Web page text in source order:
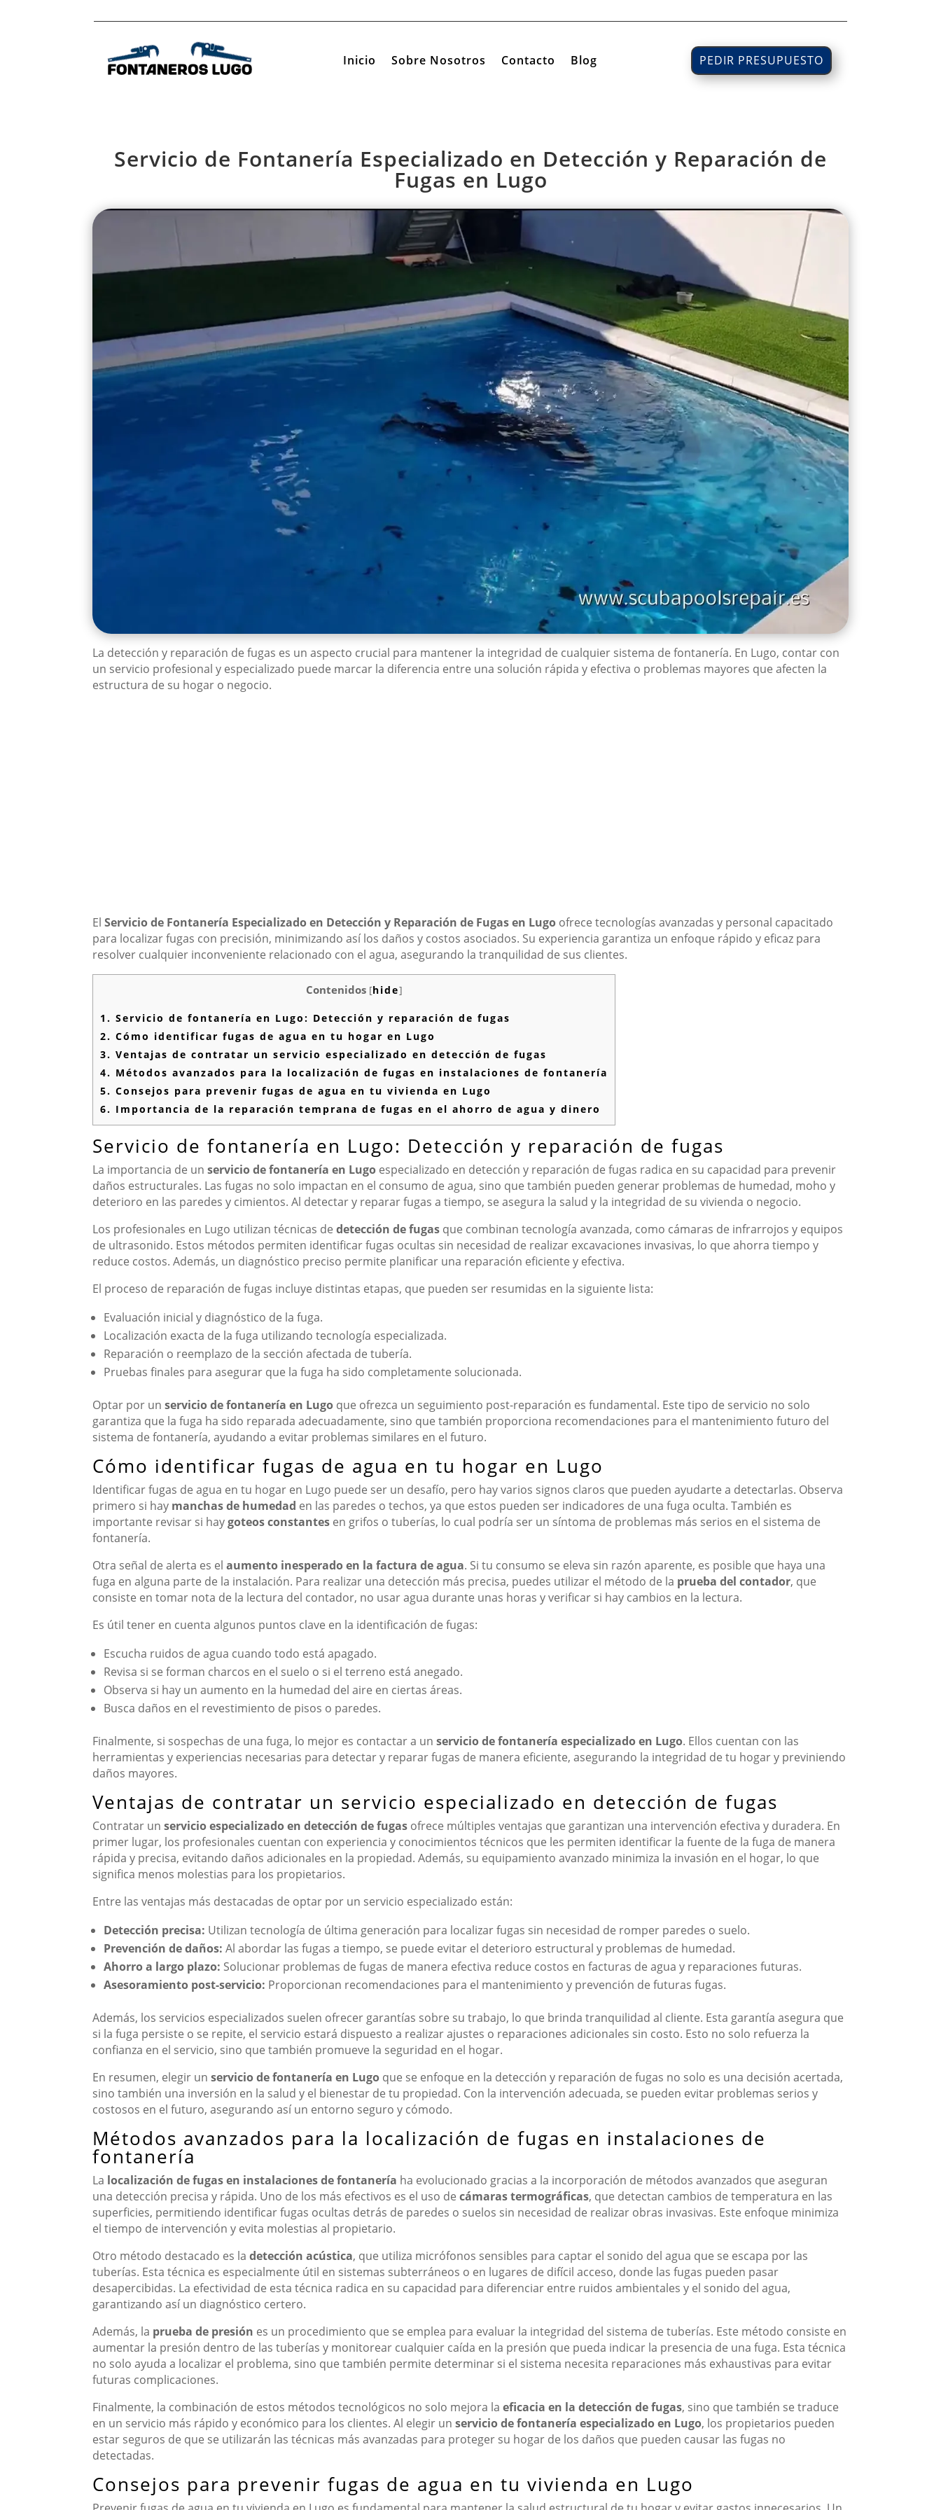
Inicio Sobre Nosotros Contacto Blog PEDIR PRESUPUESTO
Servicio de Fontanería Especializado en Detección y Reparación de
Fugas en Lugo
La detección y reparación de fugas es un aspecto crucial para mantener la integridad de cualquier sistema de fontanería. En Lugo, contar con
un servicio profesional y especializado puede marcar la diferencia entre una solución rápida y efectiva o problemas mayores que afecten la
estructura de su hogar o negocio.
El Servicio de Fontanería Especializado en Detección y Reparación de Fugas en Lugo ofrece tecnologías avanzadas y personal capacitado
para localizar fugas con precisión, minimizando así los daños y costos asociados. Su experiencia garantiza un enfoque rápido y eficaz para
resolver cualquier inconveniente relacionado con el agua, asegurando la tranquilidad de sus clientes.
Contenidos [hide]
1. Servicio de fontanería en Lugo: Detección y reparación de fugas
2. Cómo identificar fugas de agua en tu hogar en Lugo
3. Ventajas de contratar un servicio especializado en detección de fugas
4. Métodos avanzados para la localización de fugas en instalaciones de fontanería
5. Consejos para prevenir fugas de agua en tu vivienda en Lugo
6. Importancia de la reparación temprana de fugas en el ahorro de agua y dinero
Servicio de fontanería en Lugo: Detección y reparación de fugas
La importancia de un servicio de fontanería en Lugo especializado en detección y reparación de fugas radica en su capacidad para prevenir
daños estructurales. Las fugas no solo impactan en el consumo de agua, sino que también pueden generar problemas de humedad, moho y
deterioro en las paredes y cimientos. Al detectar y reparar fugas a tiempo, se asegura la salud y la integridad de su vivienda o negocio.
Los profesionales en Lugo utilizan técnicas de detección de fugas que combinan tecnología avanzada, como cámaras de infrarrojos y equipos
de ultrasonido. Estos métodos permiten identificar fugas ocultas sin necesidad de realizar excavaciones invasivas, lo que ahorra tiempo y
reduce costos. Además, un diagnóstico preciso permite planificar una reparación eficiente y efectiva.
El proceso de reparación de fugas incluye distintas etapas, que pueden ser resumidas en la siguiente lista:
Evaluación inicial y diagnóstico de la fuga.
Localización exacta de la fuga utilizando tecnología especializada.
Reparación o reemplazo de la sección afectada de tubería.
Pruebas finales para asegurar que la fuga ha sido completamente solucionada.
Optar por un servicio de fontanería en Lugo que ofrezca un seguimiento post-reparación es fundamental. Este tipo de servicio no solo
garantiza que la fuga ha sido reparada adecuadamente, sino que también proporciona recomendaciones para el mantenimiento futuro del
sistema de fontanería, ayudando a evitar problemas similares en el futuro.
Cómo identificar fugas de agua en tu hogar en Lugo
Identificar fugas de agua en tu hogar en Lugo puede ser un desafío, pero hay varios signos claros que pueden ayudarte a detectarlas. Observa
primero si hay manchas de humedad en las paredes o techos, ya que estos pueden ser indicadores de una fuga oculta. También es
importante revisar si haygoteos constantes en grifos o tuberías, lo cual podría ser un síntoma de problemas más serios en el sistema de
fontanería.
Otra señal de alerta es el aumento inesperado en la factura de agua. Si tu consumo se eleva sin razón aparente, es posible que haya una
fuga en alguna parte de la instalación. Para realizar una detección más precisa, puedes utilizar el método de la prueba del contador, que
consiste en tomar nota de la lectura del contador, no usar agua durante unas horas y verificar si hay cambios en la lectura.
Es útil tener en cuenta algunos puntos clave en la identificación de fugas:
Escucha ruidos de agua cuando todo está apagado.
Revisa si se forman charcos en el suelo o si el terreno está anegado.
Observa si hay un aumento en la humedad del aire en ciertas áreas.
Busca daños en el revestimiento de pisos o paredes.
Finalmente, si sospechas de una fuga, lo mejor es contactar a un servicio de fontanería especializado en Lugo. Ellos cuentan con las
herramientas y experiencias necesarias para detectar y reparar fugas de manera eficiente, asegurando la integridad de tu hogar y previniendo
daños mayores.
Ventajas de contratar un servicio especializado en detección de fugas
Contratar un servicio especializado en detección de fugas ofrece múltiples ventajas que garantizan una intervención efectiva y duradera. En
primer lugar, los profesionales cuentan con experiencia y conocimientos técnicos que les permiten identificar la fuente de la fuga de manera
rápida y precisa, evitando daños adicionales en la propiedad. Además, su equipamiento avanzado minimiza la invasión en el hogar, lo que
significa menos molestias para los propietarios.
Entre las ventajas más destacadas de optar por un servicio especializado están:
Detección precisa: Utilizan tecnología de última generación para localizar fugas sin necesidad de romper paredes o suelo.
Prevención de daños: Al abordar las fugas a tiempo, se puede evitar el deterioro estructural y problemas de humedad.
Ahorro a largo plazo: Solucionar problemas de fugas de manera efectiva reduce costos en facturas de agua y reparaciones futuras.
Asesoramiento post-servicio: Proporcionan recomendaciones para el mantenimiento y prevención de futuras fugas.
Además, los servicios especializados suelen ofrecer garantías sobre su trabajo, lo que brinda tranquilidad al cliente. Esta garantía asegura que
si la fuga persiste o se repite, el servicio estará dispuesto a realizar ajustes o reparaciones adicionales sin costo. Esto no solo refuerza la
confianza en el servicio, sino que también promueve la seguridad en el hogar.
En resumen, elegir un servicio de fontanería en Lugo que se enfoque en la detección y reparación de fugas no solo es una decisión acertada,
sino también una inversión en la salud y el bienestar de tu propiedad. Con la intervención adecuada, se pueden evitar problemas serios y
costosos en el futuro, asegurando así un entorno seguro y cómodo.
Métodos avanzados para la localización de fugas en instalaciones de
fontanería
La localización de fugas en instalaciones de fontanería ha evolucionado gracias a la incorporación de métodos avanzados que aseguran
una detección precisa y rápida. Uno de los más efectivos es el uso de cámaras termográficas, que detectan cambios de temperatura en las
superficies, permitiendo identificar fugas ocultas detrás de paredes o suelos sin necesidad de realizar obras invasivas. Este enfoque minimiza
el tiempo de intervención y evita molestias al propietario.
Otro método destacado es la detección acústica, que utiliza micrófonos sensibles para captar el sonido del agua que se escapa por las
tuberías. Esta técnica es especialmente útil en sistemas subterráneos o en lugares de difícil acceso, donde las fugas pueden pasar
desapercibidas. La efectividad de esta técnica radica en su capacidad para diferenciar entre ruidos ambientales y el sonido del agua,
garantizando así un diagnóstico certero.
Además, la prueba de presión es un procedimiento que se emplea para evaluar la integridad del sistema de tuberías. Este método consiste en
aumentar la presión dentro de las tuberías y monitorear cualquier caída en la presión que pueda indicar la presencia de una fuga. Esta técnica
no solo ayuda a localizar el problema, sino que también permite determinar si el sistema necesita reparaciones más exhaustivas para evitar
futuras complicaciones.
Finalmente, la combinación de estos métodos tecnológicos no solo mejora la eficacia en la detección de fugas, sino que también se traduce
en un servicio más rápido y económico para los clientes. Al elegir un servicio de fontanería especializado en Lugo, los propietarios pueden
estar seguros de que se utilizarán las técnicas más avanzadas para proteger su hogar de los daños que pueden causar las fugas no
detectadas.
Consejos para prevenir fugas de agua en tu vivienda en Lugo